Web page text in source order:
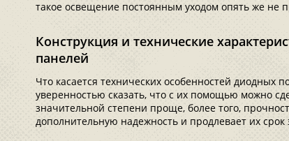
такое освещение постоянным уходом опять же не
Конструкция и технические
панелей
Что касается технических особенностей диодных
уверенностью сказать, что с их помощью можно
значительной степени проще, более того,
дополнительную надежность и продлевает их срок